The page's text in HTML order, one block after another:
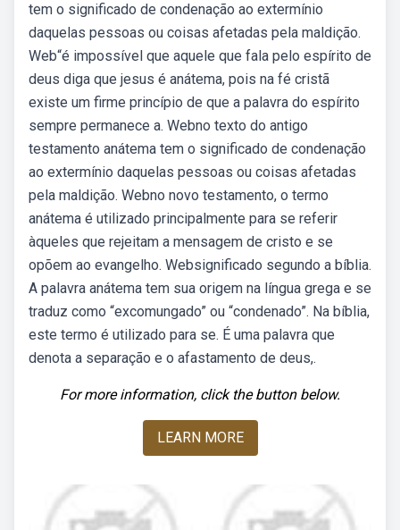
tem o significado de condenação ao extermínio
daquelas pessoas ou coisas afetadas pela maldição.
Web“é impossível que aquele que fala pelo espírito de
deus diga que jesus é anátema, pois na fé cristã
existe um firme princípio de que a palavra do espírito
sempre permanece a. Webno texto do antigo
testamento anátema tem o significado de condenação
ao extermínio daquelas pessoas ou coisas afetadas
pela maldição. Webno novo testamento, o termo
anátema é utilizado principalmente para se referir
àqueles que rejeitam a mensagem de cristo e se
opõem ao evangelho. Websignificado segundo a bíblia.
A palavra anátema tem sua origem na língua grega e se
traduz como “excomungado” ou “condenado”. Na bíblia,
este termo é utilizado para se. É uma palavra que
denota a separação e o afastamento de deus,.
For more information, click the button below.
LEARN MORE